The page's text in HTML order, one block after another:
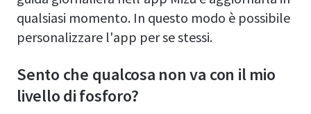
qualsiasi momento. In questo modo è possibile
personalizzare l'app per se stessi.
Sento che qualcosa non va con il mio
livello di fosforo?